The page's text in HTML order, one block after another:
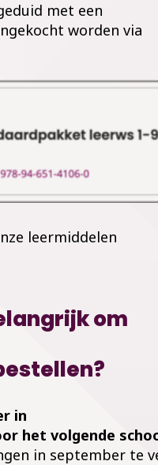
met een
worden via
leermiddelen
om
in
het volgende
in september te